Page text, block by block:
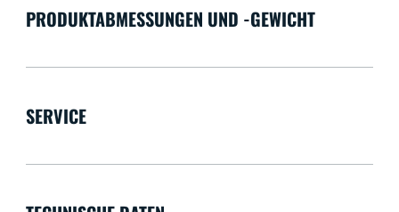
PRODUKTABMESSUNGEN UND -GEWICHT
SERVICE